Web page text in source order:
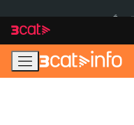
navegació
principal
contingut